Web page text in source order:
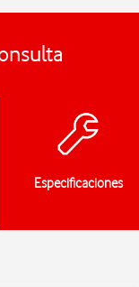
Especificaciones